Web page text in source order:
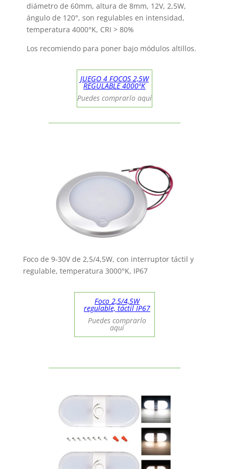
diámetro de 60mm, altura de 8mm, 12V, 2,5W,
ángulo de 120°, son regulables en intensidad,
temperatura 4000°K, CRI > 80%
Los recomiendo para poner bajo módulos altillos.
JUEGO 4 FOCOS 2,5W
REGULABLE 4000ºK
Puedes comprarlo aquí
Foco de 9-30V de 2,5/4,5W, con interruptor táctil y
regulable, temperatura 3000°K, IP67
Foco 2,5/4,5W
regulable, táctil IP67
Puedes comprarlo
aquí